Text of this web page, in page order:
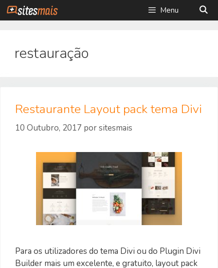
Saltar
para
Menu
restauração
Restaurante Layout pack tema Divi
10 Outubro, 2017 porsitesmais
Para os utilizadores do tema Divi ou do Plugin Divi
Builder mais um excelente, e gratuito, layout pack